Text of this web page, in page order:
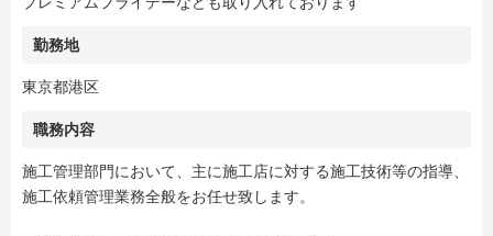
勤務地
東京都港区
職務内容
施工管理部門において、主に施工店に対する施工技術等の指導、
施工依頼管理業務全般をお任せ致します。